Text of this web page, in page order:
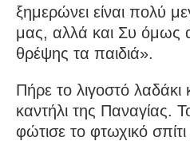
ξημε­ρώνει είναι πολύ
μας, αλλά και Συ όμως
θρέψης τα παιδιά».
Πήρε το λιγοστό λαδάκι
καντήλι της Πανα­γίας.
φώτισε το φτωχικό